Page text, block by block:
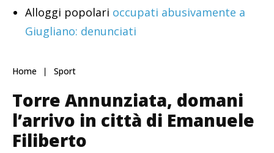
Alloggi popolari occupati abusivamente a
Giugliano: denunciati
Home Sport
Torre Annunziata, domani
l’arrivo in città di Emanuele
Filiberto